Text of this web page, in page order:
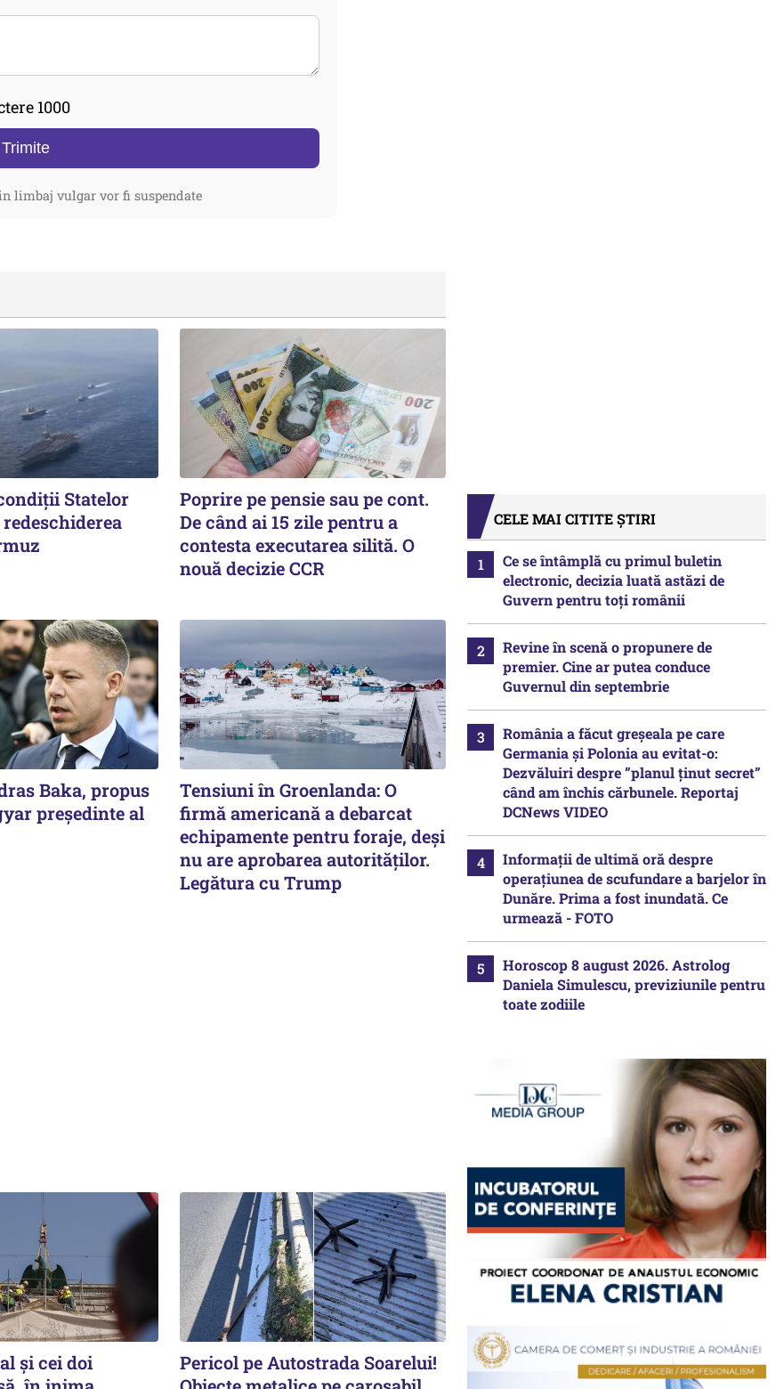
1000
Trimite
limbaj vulgar vor fi suspendate
Statelor
Poprire pe pensie sau pe cont.
De când ai 15 zile pentru a
contesta executarea silită. O
nouă decizie CCR
Baka, propus
președinte al
Tensiuni în Groenlanda: O
firmă americană a debarcat
echipamente pentru foraje, deși
nu are aprobarea autorităților.
Legătura cu Trump
și cei doi
Pericol pe Autostrada Soarelui!
CELE MAI CITITE ȘTIRI
Ce se întâmplă cu primul buletin
electronic, decizia luată astăzi de
Guvern pentru toți românii
Revine în scenă o propunere de
premier. Cine ar putea conduce
Guvernul din septembrie
România a făcut greșeala pe care
Germania și Polonia au evitat-o:
Dezvăluiri despre ”planul ținut secret”
când am închis cărbunele. Reportaj
DCNews VIDEO
Informații de ultimă oră despre
operațiunea de scufundare a barjelor în
Dunăre. Prima a fost inundată. Ce
urmează - FOTO
Horoscop 8 august 2026. Astrolog
Daniela Simulescu, previziunile pentru
toate zodiile